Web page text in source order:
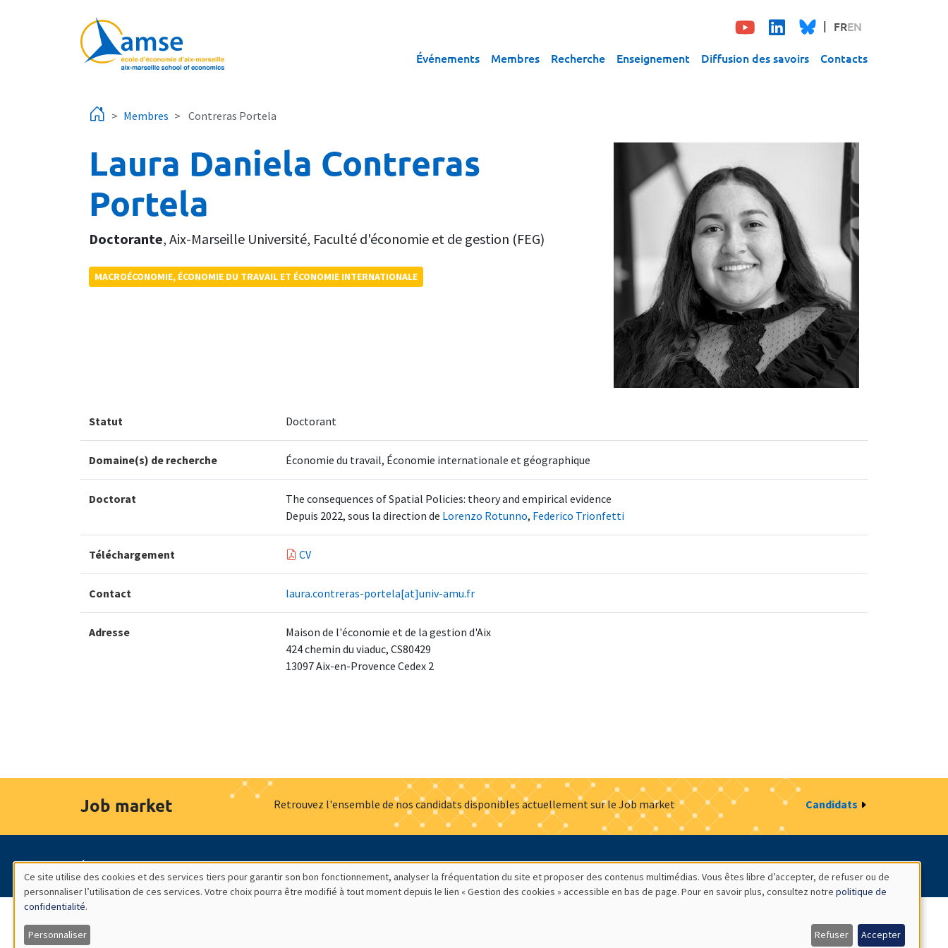
FREN
Événements Membres Recherche Enseignement Diffusion des savoirs Contacts
Membres Contreras Portela
Laura Daniela Contreras
Portela
Doctorante, Aix-Marseille Université, Faculté d'économie et de gestion (FEG)
MACROÉCONOMIE, ÉCONOMIE DU TRAVAIL ET ÉCONOMIE INTERNATIONALE
Statut Doctorant
Domaine(s) de recherche Économie du travail, Économie internationale et géographique
Doctorat
The consequences of Spatial Policies: theory and empirical evidence
Depuis 2022, sous la direction de Lorenzo Rotunno, Federico Trionfetti
Téléchargement CV
Contact laura.contreras-portela[at]univ-amu.fr
Adresse
Maison de l'économie et de la gestion d'Aix
424 chemin du viaduc, CS80429
13097 Aix-en-Provence Cedex 2
Job market Retrouvez l'ensemble de nos candidats disponibles actuellement sur le Job market Candidats
À propos Nos engagements Hommage à Actualités Offres d'emploi Presse Mentions légales Gestion des cookies Intranet
Utilisation
des
Ce site utilise des cookies et des services tiers pour garantir son bon fonctionnement, analyser la fréquentation du site et proposer des contenus multimédias. Vous êtes libre d’accepter, de refuser ou de
personnaliser l’utilisation de ces services. Votre choix pourra être modifié à tout moment depuis le lien « Gestion des cookies » accessible en bas de page. Pour en savoir plus, consultez notre politique de
confidentialité.
Personnaliser Refuser Accepter